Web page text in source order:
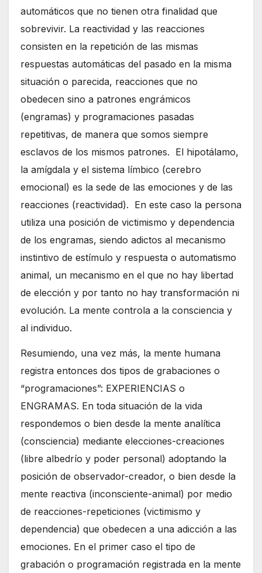
automáticos que no tienen otra finalidad que
sobrevivir. La reactividad y las reacciones
consisten en la repetición de las mismas
respuestas automáticas del pasado en la misma
situación o parecida, reacciones que no
obedecen sino a patrones engrámicos
(engramas) y programaciones pasadas
repetitivas, de manera que somos siempre
esclavos de los mismos patrones. El hipotálamo,
la amígdala y el sistema límbico (cerebro
emocional) es la sede de las emociones y de las
reacciones (reactividad). En este caso la persona
utiliza una posición de victimismo y dependencia
de los engramas, siendo adictos al mecanismo
instintivo de estímulo y respuesta o automatismo
animal, un mecanismo en el que no hay libertad
de elección y por tanto no hay transformación ni
evolución. La mente controla a la consciencia y
al individuo.
Resumiendo, una vez más, la mente humana
registra entonces dos tipos de grabaciones o
“programaciones”: EXPERIENCIAS o
ENGRAMAS. En toda situación de la vida
respondemos o bien desde la mente analítica
(consciencia) mediante elecciones-creaciones
(libre albedrío y poder personal) adoptando la
posición de observador-creador, o bien desde la
mente reactiva (inconsciente-animal) por medio
de reacciones-repeticiones (victimismo y
dependencia) que obedecen a una adicción a las
emociones. En el primer caso el tipo de
grabación o programación registrada en la mente